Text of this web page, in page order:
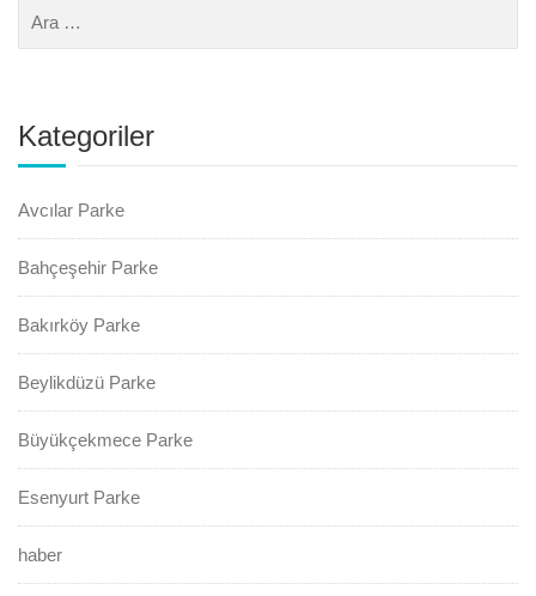
Kategoriler
Avcılar Parke
Bahçeşehir Parke
Bakırköy Parke
Beylikdüzü Parke
Büyükçekmece Parke
Esenyurt Parke
haber